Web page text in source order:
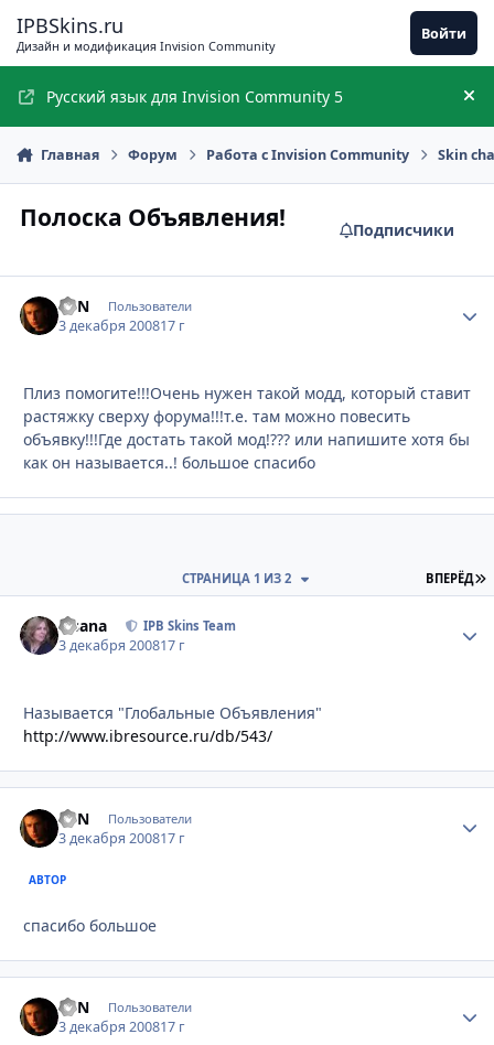
IPBSkins.ru
Дизайн и модификация Invision Community
Войти
Русский язык для Invision Community 5
Главная Форум Работа с Invision Community Skin
Полоска Объявления! Подписчики
EVN Пользователи
3 декабря 200817 г
Плиз помогите!!!Очень нужен такой модд, который ставит
растяжку сверху форума!!!т.е. там можно повесить
объявку!!!Где достать такой мод!??? или напишите хотя бы
как он называется..! большое спасибо
ВПЕРЁД
СТРАНИЦА 1 ИЗ 2
Fisana IPB Skins Team
3 декабря 200817 г
Называется "Глобальные Объявления"
http://www.ibresource.ru/db/543/
EVN Пользователи
3 декабря 200817 г
АВТОР
спасибо большое
EVN Пользователи
3 декабря 200817 г